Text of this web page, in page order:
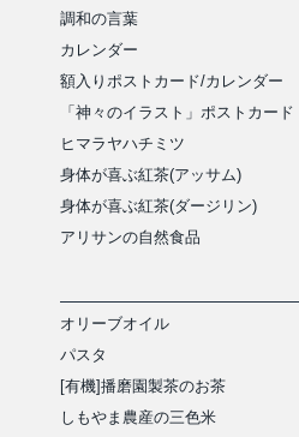
調和の言葉
カレンダー
額入りポストカード/カレンダー
「神々のイラスト」ポストカード
ヒマラヤハチミツ
身体が喜ぶ紅茶(アッサム)
身体が喜ぶ紅茶(ダージリン)
アリサンの自然食品
オリーブオイル
パスタ
[有機]播磨園製茶のお茶
しもやま農産の三色米